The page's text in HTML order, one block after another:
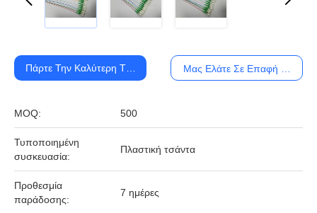
MOQ: 500
Τυποποιημένη
συσκευασία:
Πλαστική τσάντα
Προθεσμία
παράδοσης:
7 ημέρες
Πάρτε Την Καλύτερη Τιμή Μας Ελάτε Σε Επαφή Με